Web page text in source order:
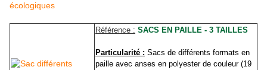
Référence : SACS EN PAILLE - 3 TAILLES
Particularité : Sacs de différents formats en
paille avec anses en polyester de couleur (19